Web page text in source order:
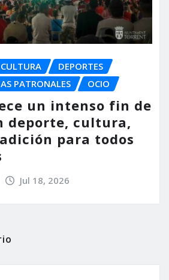
CULTURA
DEPORTES
PATRONALES OCIO
un intenso fin de
deporte, cultura,
para todos
Jul 18, 2026